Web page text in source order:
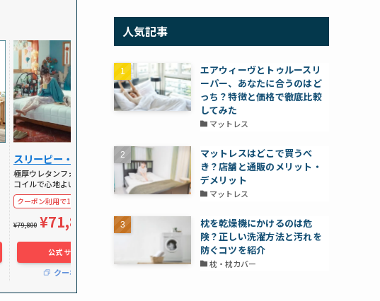
スリーピー・とうふ
極厚ウレタンフォームとポケット
コイルで心地よい寝心地を実現
クーポン利用で10%OFF
¥79,800 ¥71,820
公式サイトへ
クーポンGet！
人気記事
エアウィーヴとトゥルースリ
ーパー、あなたに合うのはど
っち？特徴と価格で徹底比較
してみた
マットレス
マットレスはどこで買うべ
き？店舗と通販のメリット・
デメリット
マットレス
枕を乾燥機にかけるのは危
険？正しい洗濯方法と汚れを
防ぐコツを紹介
枕・枕カバー